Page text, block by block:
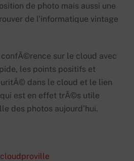
de photo mais aussi une
de l’informatique vintage
confÃ©rence sur le cloud avec
les points positifs et
dans le cloud et le lien
est en effet trÃ©s utile
des photos aujourd’hui.